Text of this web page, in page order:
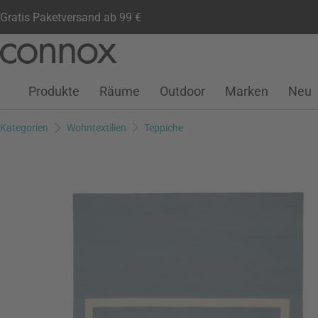
Gratis Paketversand ab 99 €
Seiteninhalt
Suchfeld
Kundenkonto
Wunschliste
Warenkorb
Produkte Räume Outdoor Marken Neu
Kategorien Wohntextilien Teppiche